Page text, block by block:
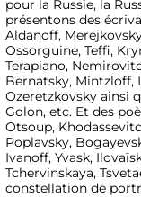
pour la Russie, la
présentons des
Aldanoff,
Ossorguine, Teffi,
Terapiano,
Bernatsky, Mintzloff,
Ozeretzkovsky ainsi
Golon, etc. Et des
Otsoup,
Poplavsky,
Ivanoff, Yvask,
Tchervinskaya,
constellation de